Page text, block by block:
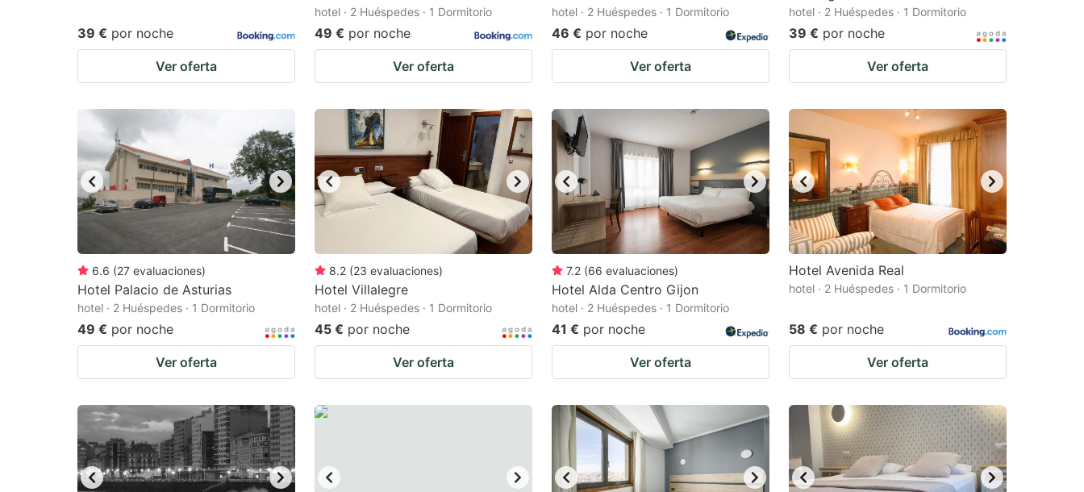
39 € por noche
Ver oferta
hotel · 2 Huéspedes · 1 Dormitorio
49 € por noche
Ver oferta
hotel · 2 Huéspedes · 1 Dormitorio
46 € por noche
Ver oferta
hotel · 2 Huéspedes · 1 Dormitorio
39 € por noche
Ver oferta
6.6 (27 evaluaciones)
Hotel Palacio de Asturias
hotel · 2 Huéspedes · 1 Dormitorio
49 € por noche
Ver oferta
8.2 (23 evaluaciones)
Hotel Villalegre
hotel · 2 Huéspedes · 1 Dormitorio
45 € por noche
Ver oferta
7.2 (66 evaluaciones)
Hotel Alda Centro Gijon
hotel · 2 Huéspedes · 1 Dormitorio
41 € por noche
Ver oferta
Hotel Avenida Real
hotel · 2 Huéspedes · 1 Dormitorio
58 € por noche
Ver oferta